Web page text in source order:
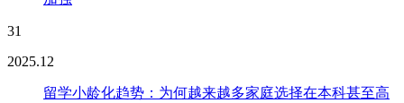
31
2025.12
留学小龄化趋势：为何越来越多家庭选择在本科甚至高